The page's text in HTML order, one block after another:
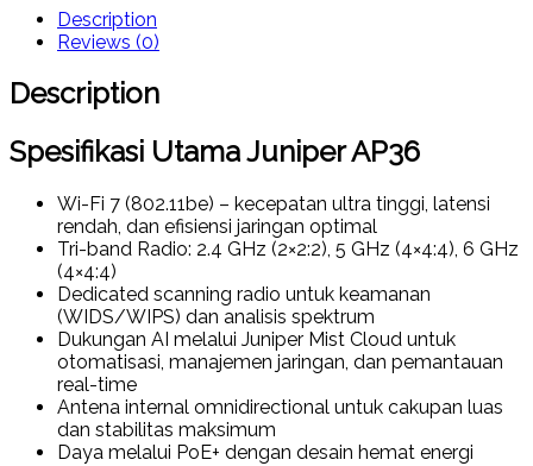
Description
Reviews (0)
Description
Spesifikasi Utama Juniper AP36
Wi-Fi 7 (802.11be) – kecepatan ultra tinggi, latensi
rendah, dan efisiensi jaringan optimal
Tri-band Radio: 2.4 GHz (2×2:2), 5 GHz (4×4:4), 6 GHz
(4×4:4)
Dedicated scanning radio untuk keamanan
(WIDS/WIPS) dan analisis spektrum
Dukungan AI melalui Juniper Mist Cloud untuk
otomatisasi, manajemen jaringan, dan pemantauan
real-time
Antena internal omnidirectional untuk cakupan luas
dan stabilitas maksimum
Daya melalui PoE+ dengan desain hemat energi